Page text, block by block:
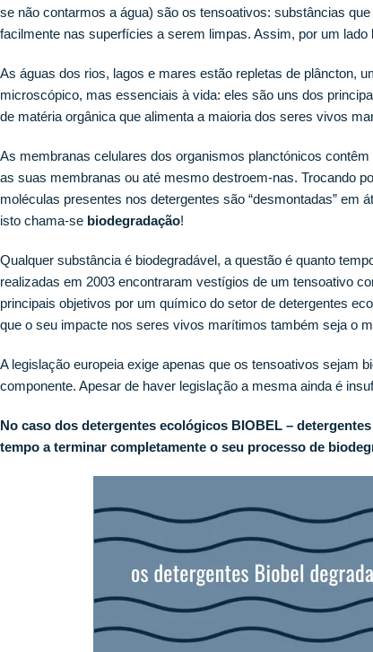
se não contarmos a água) são os tensoativos: substâncias
facilmente nas superfícies a serem limpas. Assim, por um
As águas dos rios, lagos e mares estão repletas de plâncton,
microscópico, mas essenciais à vida: eles são uns dos
de matéria orgânica que alimenta a maioria dos seres vivos
As membranas celulares dos organismos planctónicos
as suas membranas ou até mesmo destroem-nas. Trocando
moléculas presentes nos detergentes são “desmontadas”
isto chama-se biodegradação!
Qualquer substância é biodegradável, a questão é quanto
realizadas em 2003 encontraram vestígios de um tensoativo
principais objetivos por um químico do setor de detergentes
que o seu impacte nos seres vivos marítimos também seja o
A legislação europeia exige apenas que os tensoativos sejam
componente. Apesar de haver legislação a mesma ainda é
No caso dos detergentes ecológicos BIOBEL –
tempo a terminar completamente o seu processo de